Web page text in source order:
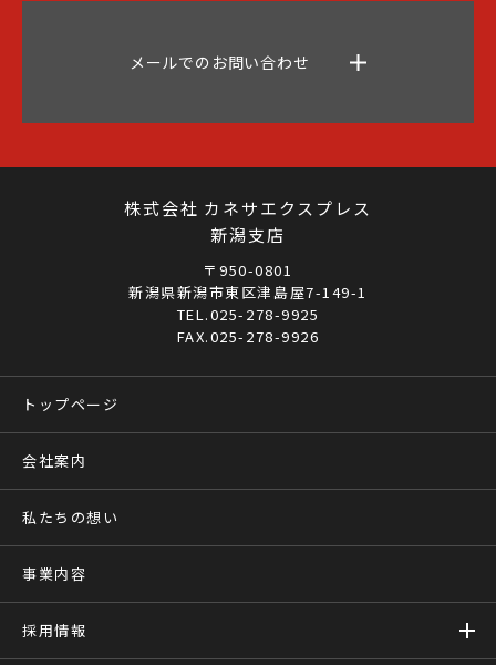
メールでのお問い合わせ
株式会社 カネサエクスプレス
新潟支店
〒950-0801
新潟県新潟市東区津島屋7-149-1
TEL.025-278-9925
FAX.025-278-9926
トップページ
会社案内
私たちの想い
事業内容
採用情報